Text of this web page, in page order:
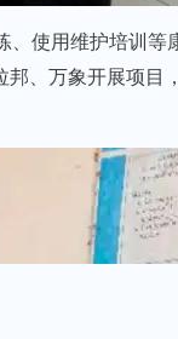
、使用维护培训等
、万象开展项目